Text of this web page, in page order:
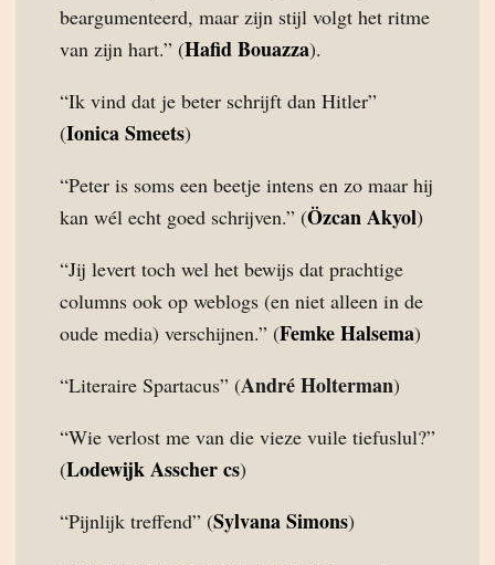
beargumenteerd, maar zijn stijl volgt het ritme
van zijn hart.” (Hafid Bouazza).
“Ik vind dat je beter schrijft dan Hitler”
(Ionica Smeets)
“Peter is soms een beetje intens en zo maar hij
kan wél echt goed schrijven.” (Özcan Akyol)
“Jij levert toch wel het bewijs dat prachtige
columns ook op weblogs (en niet alleen in de
oude media) verschijnen.” (Femke Halsema)
“Literaire Spartacus” (André Holterman)
“Wie verlost me van die vieze vuile tiefuslul?”
(Lodewijk Asscher cs)
“Pijnlijk treffend” (Sylvana Simons)